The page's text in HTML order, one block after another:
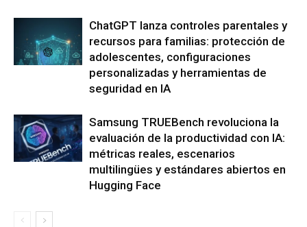
ChatGPT lanza controles parentales y
recursos para familias: protección de
adolescentes, configuraciones
personalizadas y herramientas de
seguridad en IA
Samsung TRUEBench revoluciona la
evaluación de la productividad con IA:
métricas reales, escenarios
multilingües y estándares abiertos en
Hugging Face